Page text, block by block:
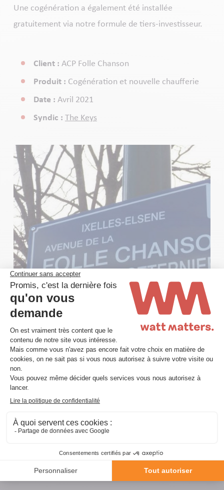
Une cogénération a également été installée
gratuitement via notre formule de tiers-investisseur.
Client : ACP Folle Chanson
Produit : Cogénération et nouvelle chaufferie
Date : Avril 2021
Syndic : The Keys